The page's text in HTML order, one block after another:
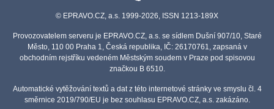
© EPRAVO.CZ, a.s. 1999-2026, ISSN 1213-189X
Provozovatelem serveru je EPRAVO.CZ, a.s. se sídlem Dušní 907/10, Staré
Město, 110 00 Praha 1, Česká republika, IČ: 26170761, zapsaná v
obchodním rejstříku vedeném Městským soudem v Praze pod spisovou
značkou B 6510.
Automatické vytěžování textů a dat z této internetové stránky ve smyslu čl. 4
směrnice 2019/790/EU je bez souhlasu EPRAVO.CZ, a.s. zakázáno.